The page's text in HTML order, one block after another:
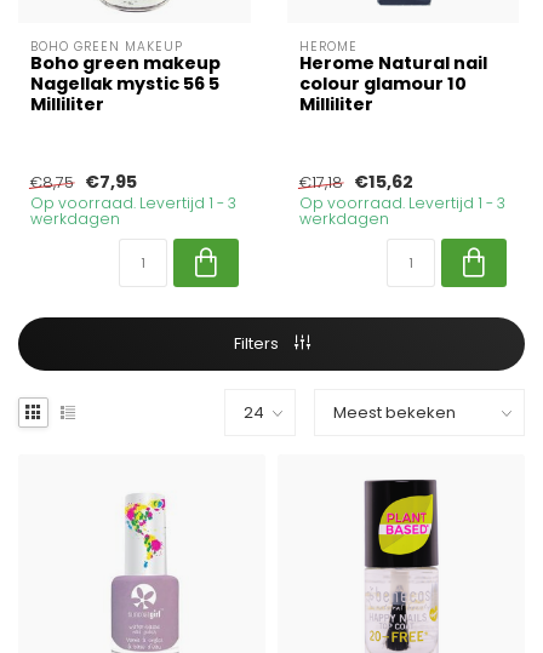
BOHO GREEN MAKEUP
Boho green makeup
Nagellak mystic 56 5
Milliliter
€8,75 €7,95
Op voorraad. Levertijd 1 - 3
werkdagen
HEROME
Herome Natural nail
colour glamour 10
Milliliter
€17,18 €15,62
Op voorraad. Levertijd 1 - 3
werkdagen
Filters